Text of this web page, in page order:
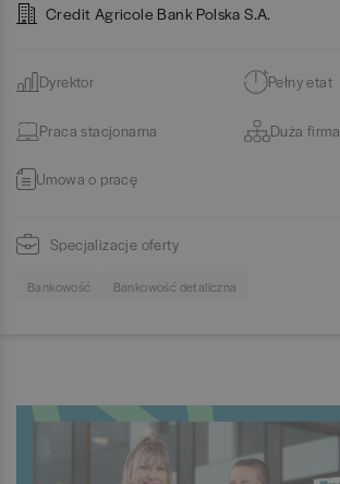
Credit Agricole Bank Polska S.A.
Dyrektor Pełny etat
Praca stacjonarna Duża firma
Umowa o pracę
Specjalizacje oferty
Bankowość Bankowość detaliczna